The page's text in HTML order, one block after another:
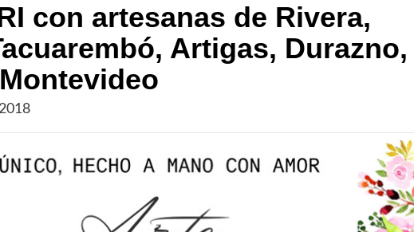
con artesanas de Rivera,
Artigas, Durazno,